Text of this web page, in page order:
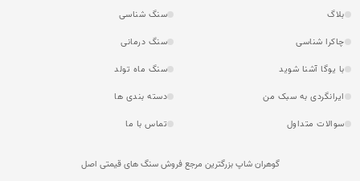
بلاگ
سنگ شناسی
چاکرا شناسی
سنگ درمانی
با یوگا آشنا شوید
سنگ ماه تولد
ایرانگردی به سبک من
دسته بندی ها
سوالات متداول
تماس با ما
گوهران شاپ بزرگترین مرجع فروش سنگ های قیمتی اصل